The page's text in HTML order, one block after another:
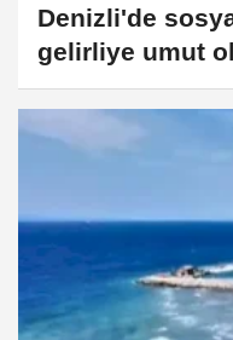
Denizli'de
gelirliye umut